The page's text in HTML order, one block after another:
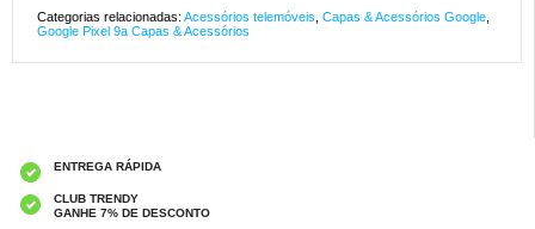
Categorias relacionadas: Acessórios telemóveis Capas & Acessórios Google
Google Pixel 9a Capas & Acessórios
ENTREGA RÁPIDA
CLUB TRENDY
GANHE 7% DE DESCONTO